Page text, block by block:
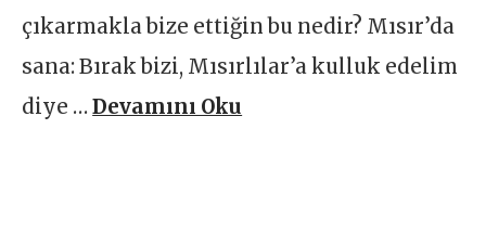
çıkarmakla bize ettiğin bu nedir? Mısır’da
sana: Bırak bizi, Mısırlılar’a kulluk edelim
diye …Devamını Oku